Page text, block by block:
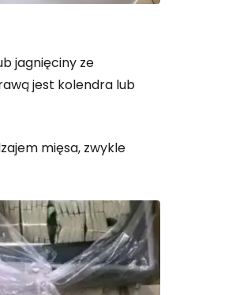
jagnięciny ze
jest kolendra lub
mięsa, zwykle